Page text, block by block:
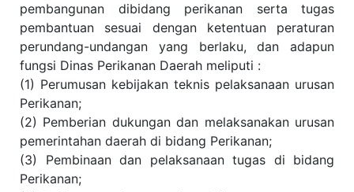
pembangunan dibidang perikanan serta tugas
pembantuan sesuai dengan ketentuan peraturan
perundang-undangan yang berlaku, dan adapun
fungsi Dinas Perikanan Daerah meliputi :
(1) Perumusan kebijakan teknis pelaksanaan urusan
Perikanan;
(2) Pemberian dukungan dan melaksanakan urusan
pemerintahan daerah di bidang Perikanan;
(3) Pembinaan dan pelaksanaan tugas di bidang
Perikanan;